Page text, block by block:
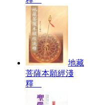
地藏
菩薩本願經淺
釋